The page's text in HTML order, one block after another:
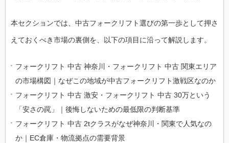
本セクションでは、中古フォークリフト選びの第一歩として押さ
えておくべき市場の裏側を、以下の項目に沿って解説します。
フォークリフト 中古 神奈川・フォークリフト 中古 関東エリア
の市場構図｜なぜこの地域が中古フォークリフト激戦区なのか
フォークリフト 中古 激安・フォークリフト 中古 30万という
「安さの罠」｜後悔しないための最低限の判断基準
フォークリフト 中古 2tクラスがなぜ神奈川・関東で人気なの
か｜EC倉庫・物流拠点の需要背景